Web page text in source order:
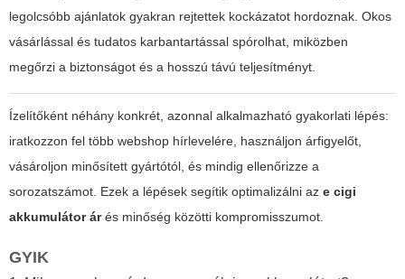
legolcsóbb ajánlatok gyakran rejtettek kockázatot hordoznak. Okos
vásárlással és tudatos karbantartással spórolhat, miközben
megőrzi a biztonságot és a hosszú távú teljesítményt.
Ízelítőként néhány konkrét, azonnal alkalmazható gyakorlati lépés:
iratkozzon fel több webshop hírlevelére, használjon árfigyelőt,
vásároljon minősített gyártótól, és mindig ellenőrizze a
sorozatszámot. Ezek a lépések segítik optimalizálni az e cigi
akkumulátor árés minőség közötti kompromisszumot.
GYIK